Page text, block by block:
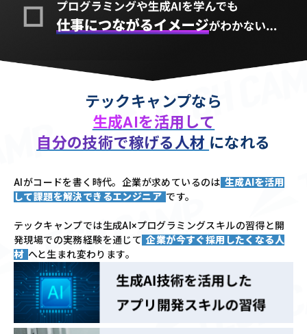
テックキャンプなら
生成AIを活用して
自分の技術で稼げる人材 になれる
AIがコードを書く時代。企業が求めているのは 生成AIを活用
して課題を解決できるエンジニア です。
テックキャンプでは生成AI×プログラミングスキルの習得と開
発現場での実務経験を通じて 企業が今すぐ採用したくなる人
材 へと生まれ変わります。